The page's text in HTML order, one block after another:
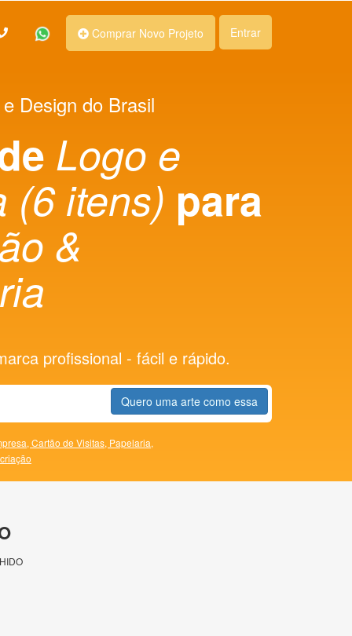
Comprar Novo Projeto Entrar
Design do Brasil
Logo e
(6 itens) para
&
profissional - fácil e rápido.
Quero uma arte como essa
Cartão de Visitas, Papelaria,